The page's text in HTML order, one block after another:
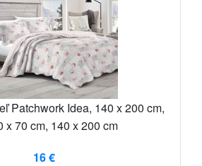
Patchwork Idea, 140 x 200 cm,
x 70 cm, 140 x 200 cm
16 €